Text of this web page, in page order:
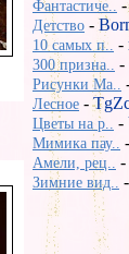
Фантастиче..
Детство -
10 самых п.. -
300 призна.. -
Рисунки Ma..
Лесное -
Цветы на р.. -
Мимика пау..
Амели, рец.. -
Зимние вид..